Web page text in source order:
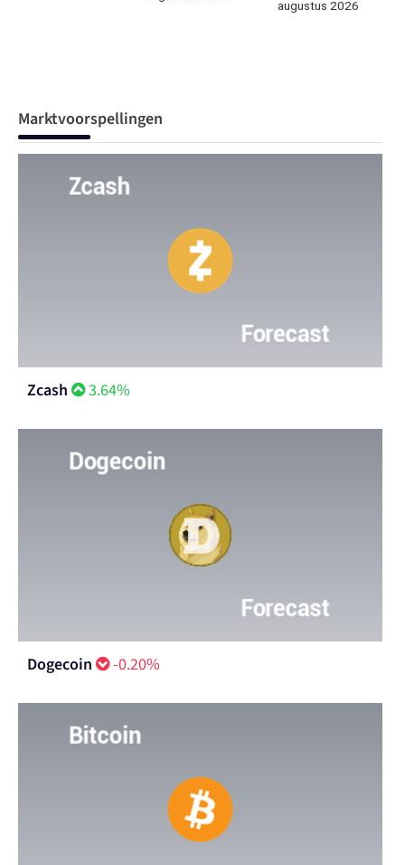
augustus 2026
Marktvoorspellingen
Zcash 3.64%
Dogecoin -0.20%